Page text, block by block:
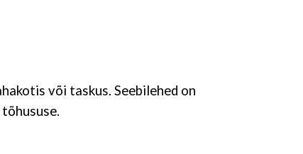
või taskus. Seebilehed on